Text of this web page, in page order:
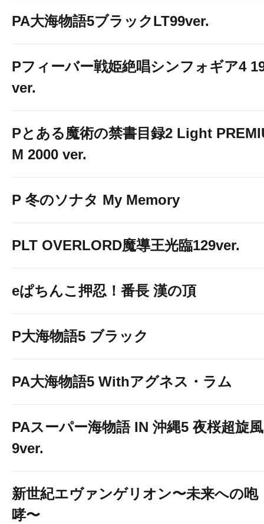
PA大海物語5ブラックLT99ver.
Pフィーバー戦姫絶唱シンフォギア4
ver.
Pとある魔術の禁書目録2 Light
M 2000 ver.
P 冬のソナタ My Memory
PLT OVERLORD魔導王光臨129ver.
eぱちんこ押忍！番長 漢の頂
P大海物語5 ブラック
PA大海物語5 Withアグネス・ラム
PAスーパー海物語 IN 沖縄5 夜桜超旋
9ver.
新世紀エヴァンゲリオン〜未来への咆
哮〜